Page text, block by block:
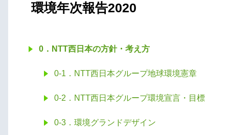
環境年次報告2020
0．NTT西日本の方針・考え方
0-1．NTT西日本グループ地球環境憲章
0-2．NTT西日本グループ環境宣言・目標
0-3．環境グランドデザイン